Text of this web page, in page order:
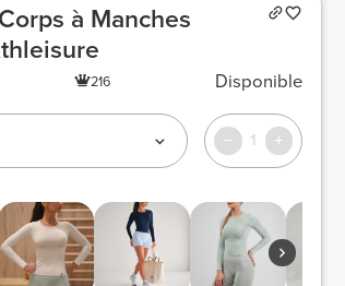
à Manches
216 Disponible
1